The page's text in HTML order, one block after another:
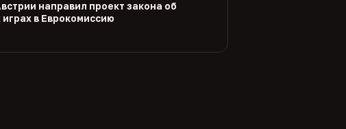
направил проект закона об
в Еврокомиссию